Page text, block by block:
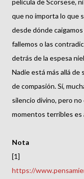
que no importa lo que
desde dónde
fallemos o las
detrás de la espesa
Nadie está más allá de
de compasión. Sí,
silencio divino, pero
momentos terribles es
Nota
[1]
https://